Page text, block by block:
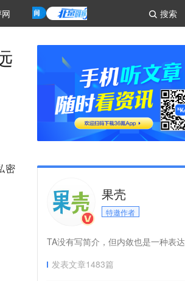
搜索
密
果壳
特邀作者
TA没有写简介，但内敛也是一种表达
发表文章1483篇